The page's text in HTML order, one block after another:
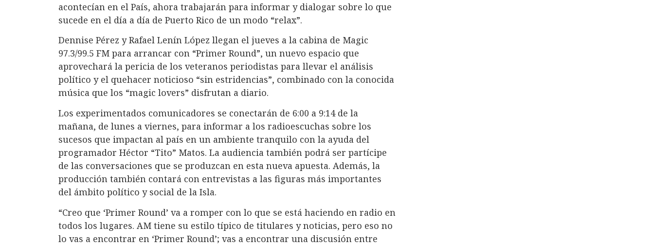
acontecían en el País, ahora trabajarán para informar y dialogar sobre lo que
sucede en el día a día de Puerto Rico de un modo “relax”.
Dennise Pérez y Rafael Lenín López llegan el jueves a la cabina de Magic
97.3/99.5 FM para arrancar con “Primer Round”, un nuevo espacio que
aprovechará la pericia de los veteranos periodistas para llevar el análisis
político y el quehacer noticioso “sin estridencias”, combinado con la conocida
música que los “magic lovers” disfrutan a diario.
Los experimentados comunicadores se conectarán de 6:00 a 9:14 de la
mañana, de lunes a viernes, para informar a los radioescuchas sobre los
sucesos que impactan al país en un ambiente tranquilo con la ayuda del
programador Héctor “Tito” Matos. La audiencia también podrá ser partícipe
de las conversaciones que se produzcan en esta nueva apuesta. Además, la
producción también contará con entrevistas a las figuras más importantes
del ámbito político y social de la Isla.
“Creo que ‘Primer Round’ va a romper con lo que se está haciendo en radio en
todos los lugares. AM tiene su estilo típico de titulares y noticias, pero eso no
lo vas a encontrar en ‘Primer Round’; vas a encontrar una discusión entre